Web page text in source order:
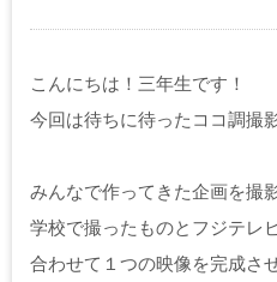
こんにちは！三年生です！
今回は待ちに待ったココ調撮
みんなで作ってきた企画を撮
学校で撮ったものとフジテレ
合わせて１つの映像を完成さ